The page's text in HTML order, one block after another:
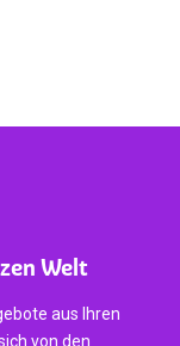
Welt
aus Ihren
von den